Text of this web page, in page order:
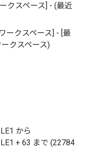
クスペース] - (最近
ークスペース] - [最
クスペース)
から
+ 63 まで (22784